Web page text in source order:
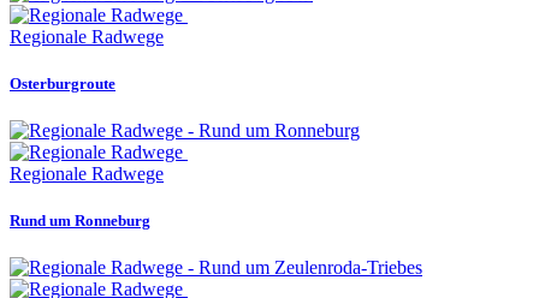
Regionale Radwege
Osterburgroute
Regionale Radwege
Rund um Ronneburg